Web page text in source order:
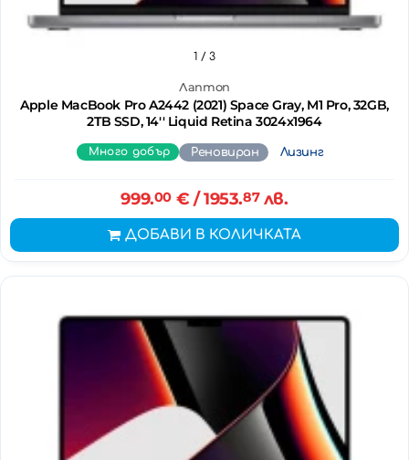
Лаптоп
Apple MacBook Pro A2442 (2021) Space Gray, M1 Pro, 32GB,
2TB SSD, 14'' Liquid Retina 3024x1964
1 / 3
Много добър Реновиран Лизинг
999.00€ / 1953.87лв.
ДОБАВИ В КОЛИЧКАТА